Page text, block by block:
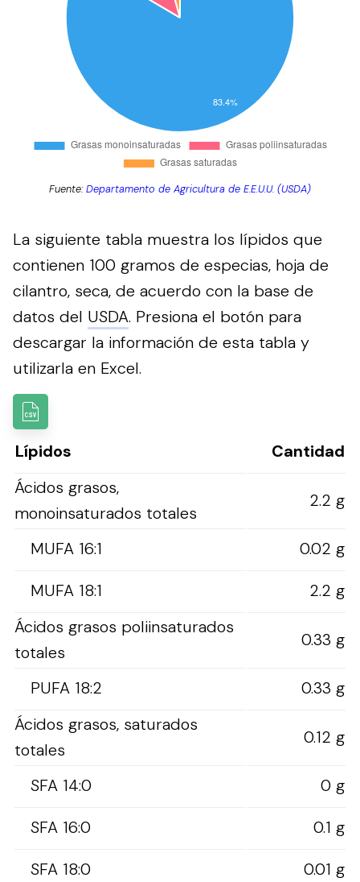
Fuente:Departamento de Agricultura de E.E.U.U. (USDA)
La siguiente tabla muestra los lípidos que
contienen 100 gramos de especias, hoja de
cilantro, seca, de acuerdo con la base de
datos del USDA. Presiona el botón para
descargar la información de esta tabla y
utilizarla en Excel.
Lípidos
Cantidad
Ácidos grasos,
monoinsaturados totales
2.2 g
MUFA 16:1
0.02 g
MUFA 18:1
2.2 g
Ácidos grasos poliinsaturados
totales
0.33 g
PUFA 18:2
0.33 g
Ácidos grasos, saturados
totales
0.12 g
SFA 14:0
0 g
SFA 16:0
0.1 g
SFA 18:0
0.01 g